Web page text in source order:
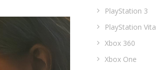
PlayStation 3
PlayStation Vita
Xbox 360
Xbox One